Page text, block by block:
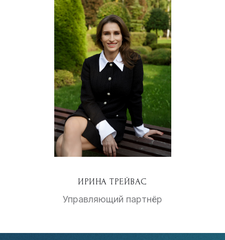
ИРИНА ТРЕЙВАС
Управляющий партнёр